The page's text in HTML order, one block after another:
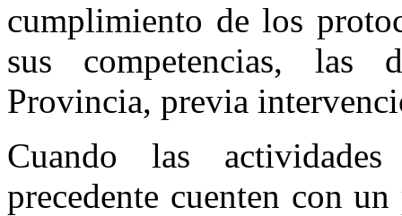
cumplimiento de los
sus competencias, las
Provincia, previa
Cuando las
precedente cuenten con